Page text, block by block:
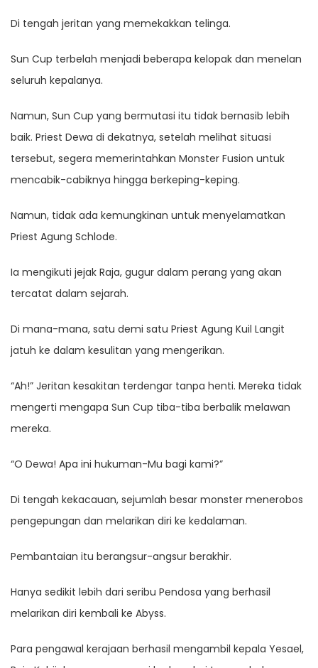
Di tengah jeritan yang memekakkan telinga.
Sun Cup terbelah menjadi beberapa kelopak dan menelan
seluruh kepalanya.
Namun, Sun Cup yang bermutasi itu tidak bernasib lebih
baik. Priest Dewa di dekatnya, setelah melihat situasi
tersebut, segera memerintahkan Monster Fusion untuk
mencabik-cabiknya hingga berkeping-keping.
Namun, tidak ada kemungkinan untuk menyelamatkan
Priest Agung Schlode.
Ia mengikuti jejak Raja, gugur dalam perang yang akan
tercatat dalam sejarah.
Di mana-mana, satu demi satu Priest Agung Kuil Langit
jatuh ke dalam kesulitan yang mengerikan.
“Ah!” Jeritan kesakitan terdengar tanpa henti. Mereka tidak
mengerti mengapa Sun Cup tiba-tiba berbalik melawan
mereka.
“O Dewa! Apa ini hukuman-Mu bagi kami?”
Di tengah kekacauan, sejumlah besar monster menerobos
pengepungan dan melarikan diri ke kedalaman.
Pembantaian itu berangsur-angsur berakhir.
Hanya sedikit lebih dari seribu Pendosa yang berhasil
melarikan diri kembali ke Abyss.
Para pengawal kerajaan berhasil mengambil kepala Yesael,